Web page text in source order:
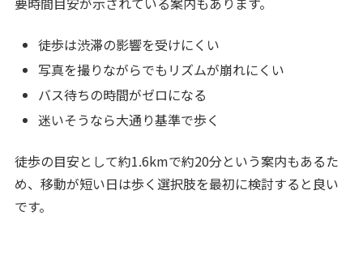
徒歩は渋滞の影響を受けにくい
写真を撮りながらでもリズムが崩れにくい
バス待ちの時間がゼロになる
迷いそうなら大通り基準で歩く
徒歩の目安として約1.6kmで約20分という案内もあるた
め、移動が短い日は歩く選択肢を最初に検討すると良い
です。